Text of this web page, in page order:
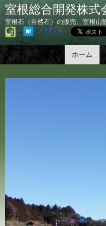
室根総合開発株式
室根石（自然石）の販売、室根山
CHECK
ホーム